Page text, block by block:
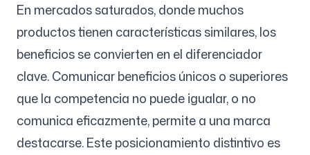
En mercados saturados, donde muchos
productos tienen características similares, los
beneficios se convierten en el diferenciador
clave. Comunicar beneficios únicos o superiores
que la competencia no puede igualar, o no
comunica eficazmente, permite a una marca
destacarse. Este posicionamiento distintivo es